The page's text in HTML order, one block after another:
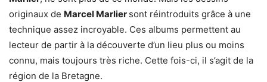
originaux de Marcel Marlier sont réintroduits grâce à une
technique assez incroyable. Ces albums permettent au
lecteur de partir à la découverte d’un lieu plus ou moins
connu, mais toujours très riche. Cette fois-ci, il s’agit de la
région de la Bretagne.